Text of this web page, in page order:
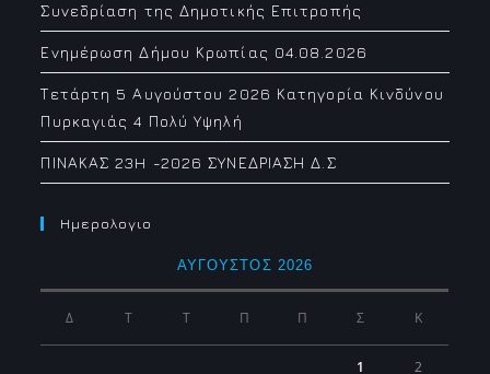
Συνεδρίαση της Δημοτικής Επιτροπής
Ενημέρωση Δήμου Κρωπίας 04.08.2026
Τετάρτη 5 Αυγούστου 2026 Κατηγορία Κινδύνου
Πυρκαγιάς 4 Πολύ Υψηλή
ΠΙΝΑΚΑΣ 23H -2026 ΣΥΝΕΔΡΙΑΣΗ Δ.Σ
Ημερολογιο
ΑΎΓΟΥΣΤΟΣ 2026
Δ Τ Τ Π Π Σ Κ
1 2